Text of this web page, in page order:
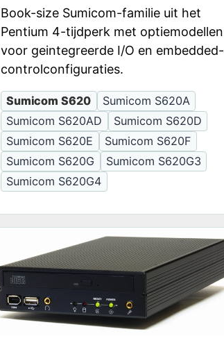
Book-size Sumicom-familie uit het
Pentium 4-tijdperk met optiemodellen
voor geintegreerde I/O en embedded-
controlconfiguraties.
Sumicom S620
Sumicom S620A
Sumicom S620AD
Sumicom S620D
Sumicom S620E
Sumicom S620F
Sumicom S620G
Sumicom S620G3
Sumicom S620G4